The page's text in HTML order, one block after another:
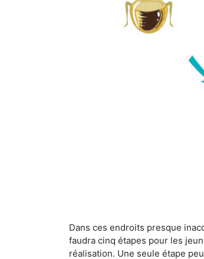
Dans ces endroits presque
faudra cinq étapes pour les
réalisation. Une seule étape